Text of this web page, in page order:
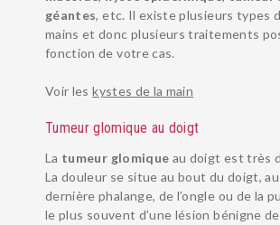
géantes, etc. Il existe plusieurs types
mains et donc plusieurs traitements
fonction de votre cas.
Voir leskystes de la main
Tumeur glomique au doigt
La tumeur glomique au doigt est très
La douleur se situe au bout du doigt, au
dernière phalange, de l’ongle ou de la
le plus souvent d’une lésion bénigne